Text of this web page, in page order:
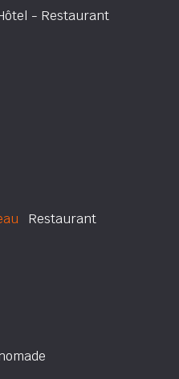
- Restaurant
Restaurant